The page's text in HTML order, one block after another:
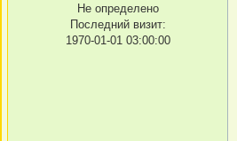
Не определено
Последний визит:
1970-01-01 03:00:00